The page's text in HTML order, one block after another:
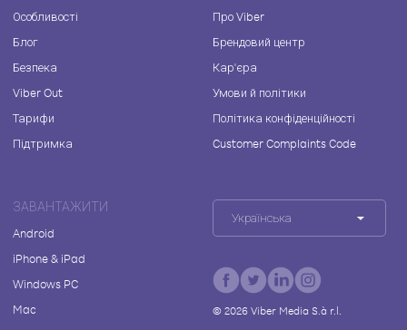
Особливості
Блог
Безпека
Viber Out
Тарифи
Підтримка
Про Viber
Брендовий центр
Кар'єра
Умови й політики
Політика конфіденційності
Customer Complaints Code
ЗАВАНТАЖИТИ
Android
iPhone & iPad
Windows PC
Mac
Українська
© 2026Viber Media S.à r.l.